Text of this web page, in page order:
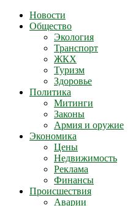
Новости
Общество
Экология
Транспорт
ЖКХ
Туризм
Здоровье
Политика
Митинги
Законы
Армия и оружие
Экономика
Цены
Недвижимость
Реклама
Финансы
Происшествия
Аварии